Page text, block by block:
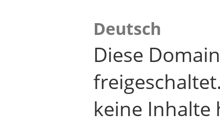
Deutsch
Diese
keine Inhalte